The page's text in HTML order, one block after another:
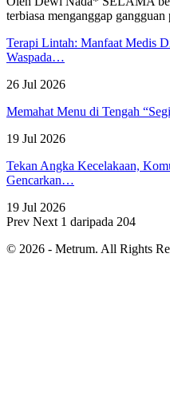
terbiasa menganggap gangguan
Terapi Lintah: Manfaat Medis
Waspada…
26 Jul 2026
Memahat Menu di Tengah
19 Jul 2026
Tekan Angka Kecelakaan,
Gencarkan…
19 Jul 2026
Prev Next 1 daripada 204
© 2026 - Metrum. All Rights